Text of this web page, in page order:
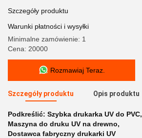
Szczegóły produktu
Warunki płatności i wysyłki
Minimalne zamówienie: 1
Cena: 20000
Rozmawiaj Teraz.
Szczegóły produktu Opis produktu
Podkreślić: Szybka drukarka UV do PVC,
Maszyna do druku UV na drewno,
Dostawca fabryczny drukarki UV